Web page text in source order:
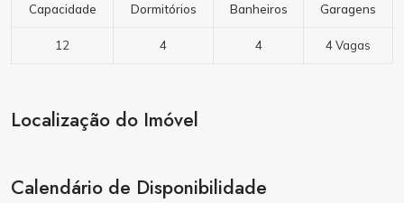
Capacidade Dormitórios Banheiros Garagens
12 4 4 4 Vagas
Localização do Imóvel
Calendário de Disponibilidade